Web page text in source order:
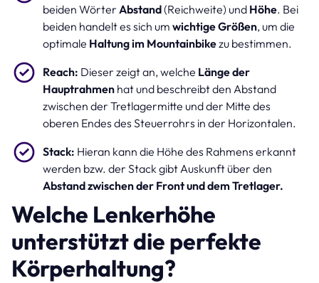
beiden Wörter Abstand(Reichweite) und Höhe. Bei
beiden handelt es sich um wichtige Größen, um die
optimale Haltung im Mountainbikezu bestimmen.
Reach: Dieser zeigt an, welche Länge der
Hauptrahmen hat und beschreibt den Abstand
zwischen der Tretlagermitte und der Mitte des
oberen Endes des Steuerrohrs in der Horizontalen.
Stack: Hieran kann die Höhe des Rahmens erkannt
werden bzw. der Stack gibt Auskunft über den
Abstand zwischen der Front und dem Tretlager.
Welche Lenkerhöhe
unterstützt die perfekte
Körperhaltung?